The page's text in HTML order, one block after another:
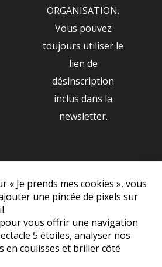
« Je prends mes cookies », vous
une pincée de pixels sur
pour vous offrir une navigation
5 étoiles, analyser nos
en coulisses et briller côté
ORGANISATION.
Vous pouvez
toujours utiliser le
lien de
désinscription
inclus dans la
newsletter.
PARTENAIRES
|